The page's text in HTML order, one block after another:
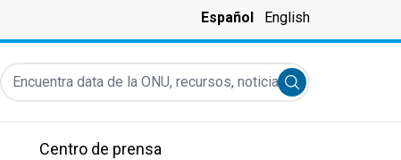
Español English
Encuentra data de la ONU, recursos, noticias y más...
Submit search
Centro de prensa